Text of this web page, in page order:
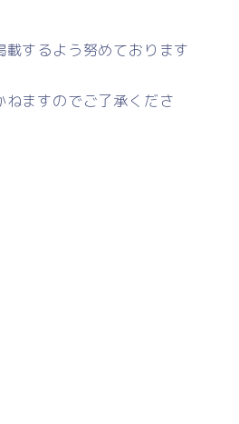
するよう努めております
ますのでご了承くださ